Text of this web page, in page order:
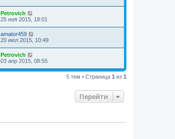
Petrovich
25 ноя 2015, 18:01
amator459
20 июл 2015, 10:49
Petrovich
03 апр 2015, 08:55
5 тем • Страница 1 из 1
Перейти